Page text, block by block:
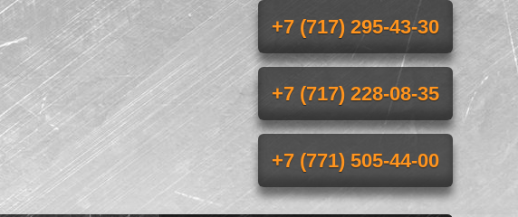
+7 (717) 295-43-30
+7 (717) 228-08-35
+7 (771) 505-44-00